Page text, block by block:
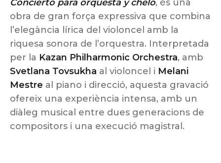
Concierto para orquesta y chelo, és una
obra de gran força expressiva que combina
l’elegància lírica del violoncel amb la
riquesa sonora de l’orquestra. Interpretada
per la Kazan Philharmonic Orchestra, amb
Svetlana Tovsukha al violoncel i Melani
Mestre al piano i direcció, aquesta gravació
ofereix una experiència intensa, amb un
diàleg musical entre dues generacions de
compositors i una execució magistral.